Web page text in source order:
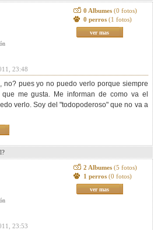
0 Albumes (0 fotos)
0 perros (1 fotos)
ver mas
23:48
no? pues yo no puedo verlo porque siempre
me gusta. Me informan de como va el
verlo. Soy del "todopoderoso" que no va a
2 Albumes (5 fotos)
1 perros (0 fotos)
ver mas
23:53